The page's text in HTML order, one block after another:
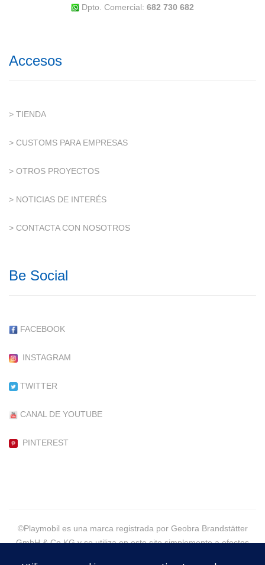
Dpto. Comercial: 682 730 682
Accesos
> TIENDA
> CUSTOMS PARA EMPRESAS
> OTROS PROYECTOS
> NOTICIAS DE INTERÉS
> CONTACTA CON NOSOTROS
Be Social
FACEBOOK
INSTAGRAM
TWITTER
CANAL DE YOUTUBE
PINTEREST
©Playmobil es una marca registrada por Geobra Brandstätter
GmbH & Co KG y se utiliza en este site simplemente a efectos